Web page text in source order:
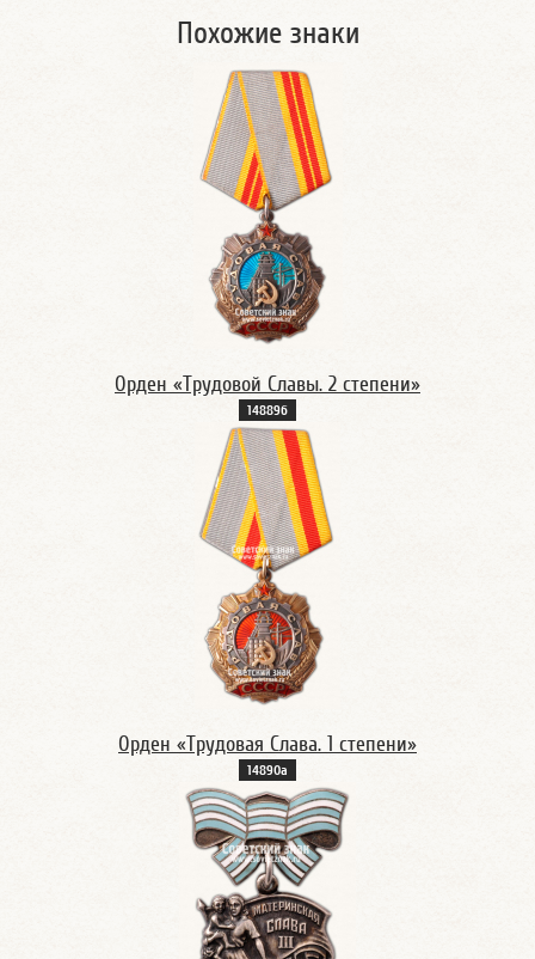
Похожие знаки
Орден «Трудовой Славы. 2 степени»
14889б
Орден «Трудовая Слава. 1 степени»
14890а